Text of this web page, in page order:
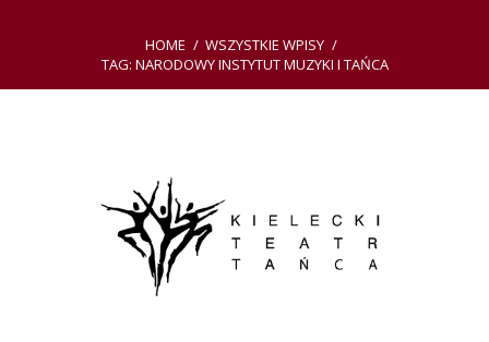
HOME
WSZYSTKIE WPISY
TAG: NARODOWY INSTYTUT MUZYKI I TAŃCA